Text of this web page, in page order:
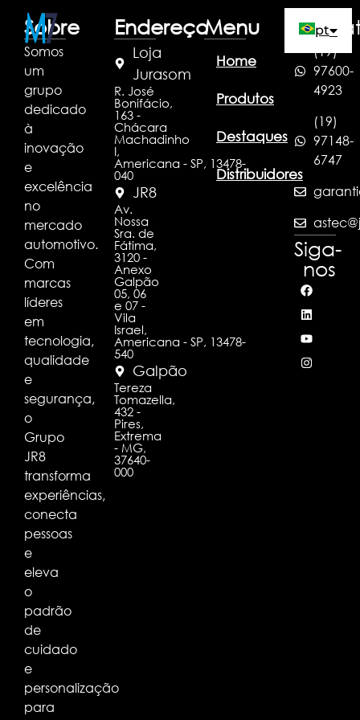
pt
es
Sobre
Somos
um
grupo
dedicado
à
inovação
e
excelência
no
mercado
automotivo.
Com
marcas
líderes
em
tecnologia,
qualidade
e
segurança,
o
Grupo
JR8
transforma
experiências,
conecta
pessoas
e
eleva
o
padrão
de
cuidado
e
personalização
para
Endereço
Loja
Jurasom
R. José
Bonifácio,
163 -
Chácara
Machadinho
I,
Americana - SP, 13478-
040
JR8
Av.
Nossa
Sra. de
Fátima,
3120 -
Anexo
Galpão
05, 06
e 07 -
Vila
Israel,
Americana - SP, 13478-
540
Galpão
Tereza
Tomazella,
432 -
Pires,
Extrema
- MG,
37640-
000
Menu
Home
Produtos
Destaques
Distribuidores
(19)
97600-
4923
(19)
97148-
6747
Siga-
nos